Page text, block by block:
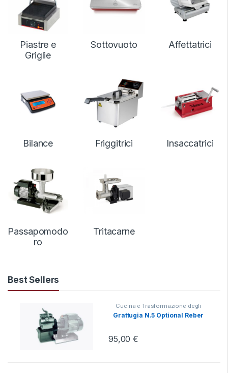
Piastre e
Griglie
Sottovuoto Affettatrici
Bilance Friggitrici Insaccatrici
Passapomodo
ro
Tritacarne
Best Sellers
Cucina e Trasformazione degli
Alimenti Grattugia
Grattugia N.5 Optional Reber
95,00€